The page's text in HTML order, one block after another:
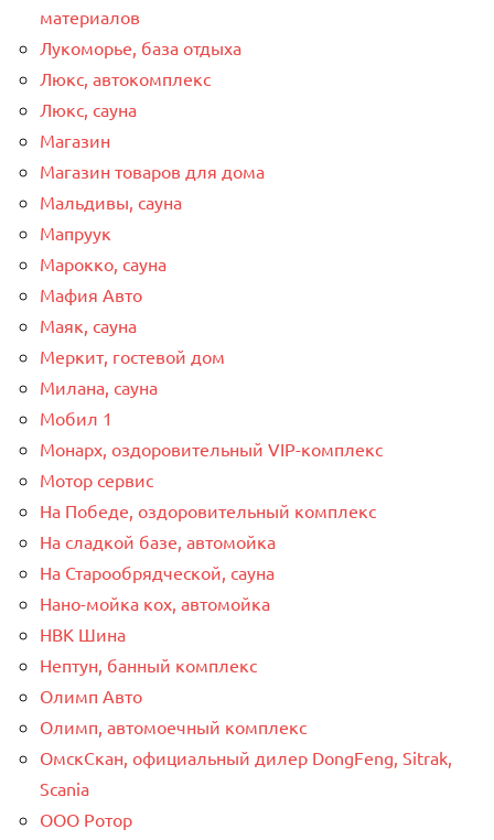
материалов
Лукоморье, база отдыха
Люкс, автокомплекс
Люкс, сауна
Магазин
Магазин товаров для дома
Мальдивы, сауна
Мапруук
Марокко, сауна
Мафия Авто
Маяк, сауна
Меркит, гостевой дом
Милана, сауна
Мобил 1
Монарх, оздоровительный VIP-комплекс
Мотор сервис
На Победе, оздоровительный комплекс
На сладкой базе, автомойка
На Старообрядческой, сауна
Нано-мойка кох, автомойка
НВК Шина
Нептун, банный комплекс
Олимп Авто
Олимп, автомоечный комплекс
ОмскСкан, официальный дилер DongFeng, Sitrak,
Scania
ООО Ротор